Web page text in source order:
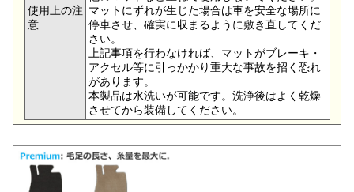
使用上の注
意
マットにずれが生じた場合は車を安全な場所に
停車させ、確実に収まるように敷き直してくだ
さい。
上記事項を行わなければ、マットがブレーキ・
アクセル等に引っかかり重大な事故を招く恐れ
があります。
本製品は水洗いが可能です。洗浄後はよく乾燥
させてから装備してください。